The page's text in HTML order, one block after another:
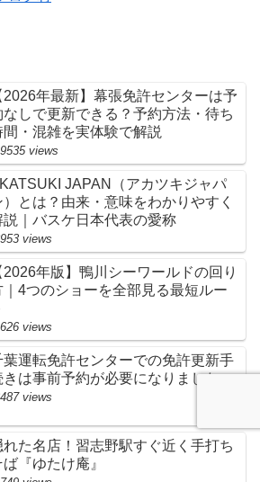
2026年最新】幕張免許センターは予
なしで更新できる？予約方法・待ち
間・混雑を実体験で解説
views
JAPAN（アカツキジャパ
）とは？由来・意味をわかりやすく
説｜バスケ日本代表の愛称
views
2026年版】鴨川シーワールドの回り
｜4つのショーを全部見る最短ルー
views
葉運転免許センターでの免許更新手
きは事前予約が必要になりました
views
れた名店！習志野駅すぐ近く手打ち
ば『ゆたけ庵』